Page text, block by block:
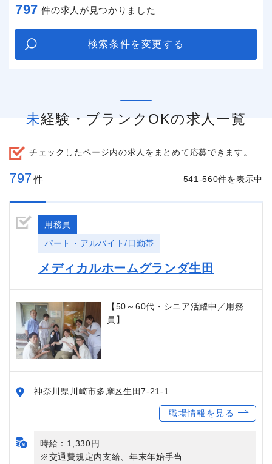
797 件の求人が見つかりました
検索条件を変更する
未経験・ブランクOKの求人一覧
チェックしたページ内の求人をまとめて応募できます。
797件 541-560件を表示中
用務員
パート・アルバイト/日勤帯
メディカルホームグランダ生田
【50～60代・シニア活躍中／用務
員】
神奈川県川崎市多摩区生田7-21-1
職場情報を見る
時給：1,330円
※交通費規定内支給、年末年始手当